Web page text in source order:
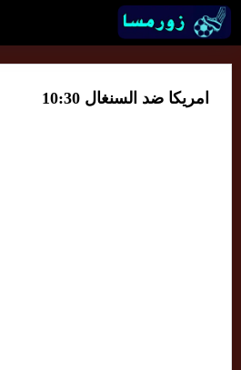
امريكا ضد السنغال 10:30